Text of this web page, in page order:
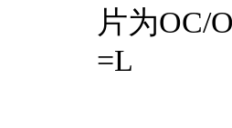
片为OC/
=L